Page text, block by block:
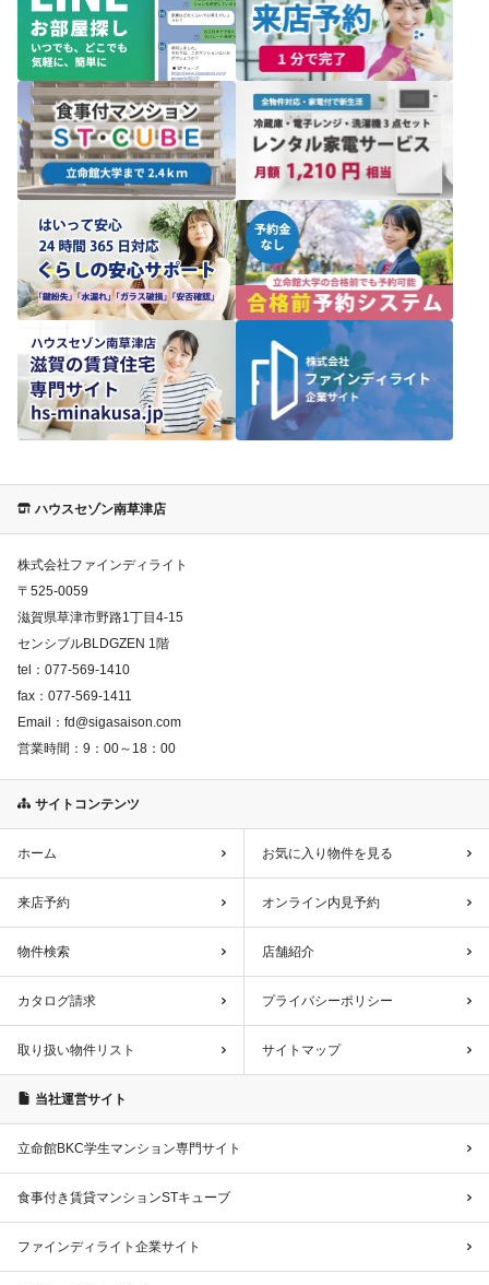
ハウスセゾン南草津店
株式会社ファインディライト
〒 525-0059
滋賀県草津市野路1丁目4-15
センシブルBLDGZEN 1階
tel： 077-569-1410
fax： 077-569-1411
Email： fd@sigasaison.com
営業時間： 9：00～18：00
サイトコンテンツ
ホーム お気に入り物件を見る
来店予約 オンライン内見予約
物件検索 店舗紹介
カタログ請求 プライバシーポリシー
取り扱い物件リスト サイトマップ
当社運営サイト
立命館BKC学生マンション専門サイト
食事付き賃貸マンションSTキューブ
ファインディライト企業サイト